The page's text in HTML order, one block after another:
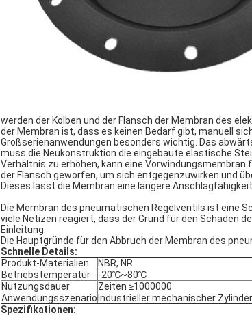
werden der Kolben und der Flansch der Membran des
der Membran ist, dass es keinen Bedarf gibt, manuell
Großserienanwendungen besonders wichtig. Das
muss die Neukonstruktion die eingebaute elastische
Verhältnis zu erhöhen, kann eine Vorwindungsmembran
der Flansch geworfen, um sich entgegenzuwirken und
Dieses lässt die Membran eine längere
Die Membran des pneumatischen Regelventils ist eine
viele Netizen reagiert, dass der Grund für den Schaden
Einleitung:
Die Hauptgründe für den Abbruch der Membran des
Schnelle Details:
Produkt-Materialien
NBR, NR
Betriebstemperatur
-20℃~80℃
Nutzungsdauer
Zeiten ≥1000000
Anwendungsszenario Industrieller mechanischer Zylinder
Spezifikationen: